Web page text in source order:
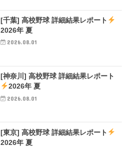
[千葉] 高校野球 詳細結果レポート
2026年 夏
2026.08.01
[神奈川] 高校野球 詳細結果レポート
2026年 夏
2026.08.01
[東京] 高校野球 詳細結果レポート
2026年 夏